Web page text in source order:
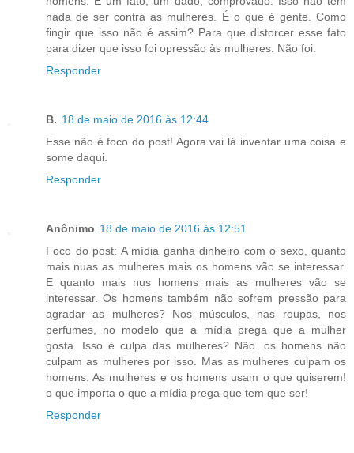
nada de ser contra as mulheres. É o que é gente. Como
fingir que isso não é assim? Para que distorcer esse fato
para dizer que isso foi opressão às mulheres. Não foi.
Responder
B. 18 de maio de 2016 às 12:44
Esse não é foco do post! Agora vai lá inventar uma coisa e
some daqui.
Responder
Anônimo 18 de maio de 2016 às 12:51
Foco do post: A mídia ganha dinheiro com o sexo, quanto
mais nuas as mulheres mais os homens vão se interessar.
E quanto mais nus homens mais as mulheres vão se
interessar. Os homens também não sofrem pressão para
agradar as mulheres? Nos músculos, nas roupas, nos
perfumes, no modelo que a mídia prega que a mulher
gosta. Isso é culpa das mulheres? Não. os homens não
culpam as mulheres por isso. Mas as mulheres culpam os
homens. As mulheres e os homens usam o que quiserem!
o que importa o que a mídia prega que tem que ser!
Responder